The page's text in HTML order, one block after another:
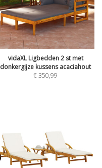
vidaXL Ligbedden 2 st met
donkergijze kussens acaciahout
€350,99